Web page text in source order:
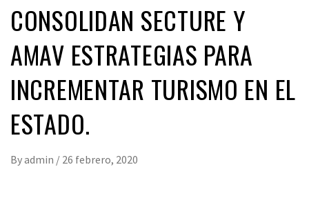
CONSOLIDAN SECTURE Y
AMAV ESTRATEGIAS PARA
INCREMENTAR TURISMO EN EL
ESTADO.
Byadmin / 26 febrero, 2020